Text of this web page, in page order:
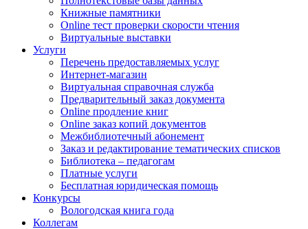
Книжные памятники
Online тест проверки скорости чтения
Виртуальные выставки
Услуги
Перечень предоставляемых услуг
Интернет-магазин
Виртуальная справочная служба
Предварительный заказ документа
Online продление книг
Online заказ копий документов
Межбиблиотечный абонемент
Заказ и редактирование тематических списков
Библиотека – педагогам
Платные услуги
Бесплатная юридическая помощь
Конкурсы
Вологодская книга года
Коллегам